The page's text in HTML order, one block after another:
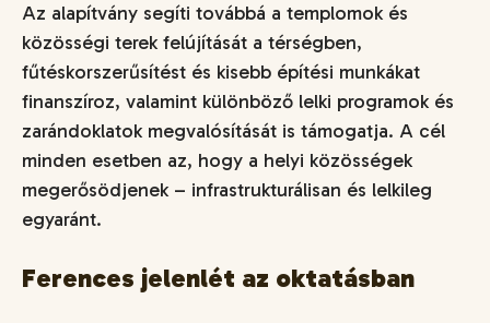
Az alapítvány segíti továbbá a templomok és
közösségi terek felújítását a térségben,
fűtéskorszerűsítést és kisebb építési munkákat
finanszíroz, valamint különböző lelki programok és
zarándoklatok megvalósítását is támogatja. A cél
minden esetben az, hogy a helyi közösségek
megerősödjenek – infrastrukturálisan és lelkileg
egyaránt.
Ferences jelenlét az oktatásban